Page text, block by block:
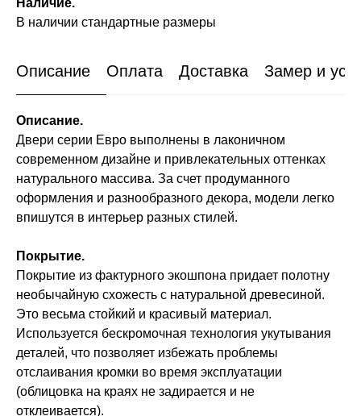
Наличие.
В наличии стандартные размеры
Описание Оплата Доставка Замер и
Описание.
Двери серии Евро выполнены в лаконичном
современном дизайне и привлекательных оттенках
натурального массива. За счет продуманного
оформления и разнообразного декора, модели легко
впишутся в интерьер разных стилей.
Покрытие.
Покрытие из фактурного экошпона придает полотну
необычайную схожесть с натуральной древесиной.
Это весьма стойкий и красивый материал.
Используется бескромочная технология укутывания
деталей, что позволяет избежать проблемы
отслаивания кромки во время эксплуатации
(облицовка на краях не задирается и не
отклеивается).